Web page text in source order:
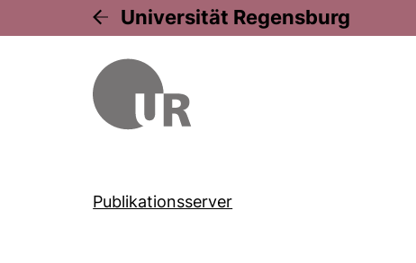
Universität Regensburg
Publikationsserver